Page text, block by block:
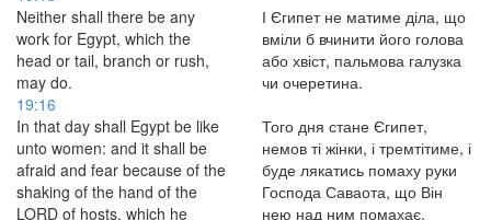
Neither shall there be any
work for Egypt, which the
head or tail, branch or rush,
may do.
І Єгипет не матиме діла, що
вміли б вчинити його голова
або хвіст, пальмова галузка
чи очеретина.
19:16
In that day shall Egypt be like
unto women: and it shall be
afraid and fear because of the
shaking of the hand of the
LORD of hosts, which he
Того дня стане Єгипет,
немов ті жінки, і тремтітиме, і
буде лякатись помаху руки
Господа Саваота, що Він
нею над ним помахає.